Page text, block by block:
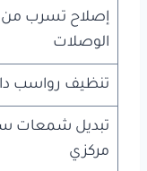
إصلاح تسرب من
الوصلات
تنظيف رواسب
تبديل شمعات
مركزي